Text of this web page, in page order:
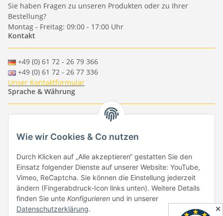
Sie haben Fragen zu unseren Produkten oder zu Ihrer
Bestellung?
Montag - Freitag: 09:00 - 17:00 Uhr
Kontakt
+49 (0) 61 72 - 26 79 366
+49 (0) 61 72 - 26 77 336
Unser Kontaktformular
Sprache & Währung
- - -
-
EUR-GBP-USD-CHF
Händlerbund
Vertrag widerrufen ✕
Wie wir Cookies & Co nutzen
Durch Klicken auf „Alle akzeptieren“ gestatten Sie den
Einsatz folgender Dienste auf unserer Website: YouTube,
Vimeo, ReCaptcha. Sie können die Einstellung jederzeit
ändern (Fingerabdruck-Icon links unten). Weitere Details
finden Sie unte Konfigurieren und in unserer
Datenschutzerklärung.